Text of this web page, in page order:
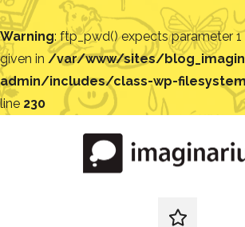
Warning: ftp_pwd() expects parameter
given in /var/www/sites/
admin/includes/class-wp-
line 230
redes